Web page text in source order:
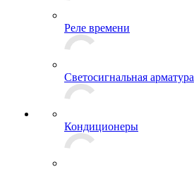
Реле времени
Светосигнальная арматура
Кондиционеры